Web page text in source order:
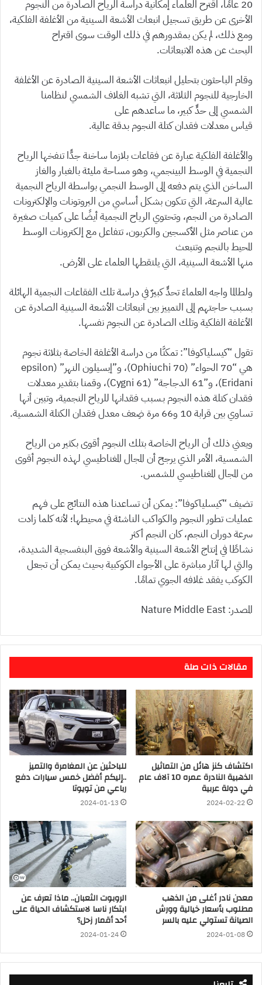
20 عامًا، اقترح العلماء إمكانية دراسة الرياح الصادرة من النجوم
الأخرى عن طريق تسجيل انبعاث الأشعة السينية من الأغلفة الفلكية،
ومع ذلك، لم يكن بمقدورهم في ذلك الوقت سوى اقتراح
البحث عن هذه الانبعاثات.
وقام الباحثون بتحليل انبعاثات الأشعة السينية الصادرة عن الأغلفة
الخارجية للنجوم الثلاثة، التي تشبه الغلاف الشمسي لنظامنا
الشمسي إلى حدٍّ كبير، ما ساعدهم على
قياس معدلات فقدان كتلة النجوم بدقة عالية.
والأغلفة الفلكية عبارة عن فقاعات بلازما ساخنة جدًّا تنفخها الرياح
النجمية في الوسط البينجمي، وهو مساحة مليئة بالغبار والغاز
الساخن الذي يتم دفعه إلى الوسط النجمي بواسطة الرياح النجمية
عالية السرعة، التي تتكون بشكل أساسي من البروتونات والإلكترونات
الصادرة من النجم، وتحتوي الرياح النجمية أيضًا على كميات صغيرة
من عناصر مثل الأكسجين والكربون، تتفاعل مع إلكترونات الوسط
المحيط بالنجم وتنبعث
منها الأشعة السينية، التي يلتقطها العلماء على الأرض.
ولطالما واجه العلماءَ تحدٍّ كبيرٌ في دراسة تلك الفقاعات النجمية الهائلة
بسبب حاجتهم إلى التمييز بين انبعاثات الأشعة السينية الصادرة عن
الأغلفة الفلكية وتلك الصادرة عن النجوم نفسها.
تقول “كيسلياكوفا”: تمكنَّا من دراسة الأغلفة الخاصة بثلاثة نجوم
هي “70 الحواء” (70 Ophiuchi)، و”إبسيلون النهر” (epsilon
Eridani)، و”61 الدجاجة” (61 Cygni)، وقمنا بتقدير معدلات
فقدان كتلة هذه النجوم بـسبب فقدانها للرياح النجمية، وتبين أنها
تساوي بين قرابة 10 و66 مرة ضِعف معدل فقدان الكتلة الشمسية.
ويعني ذلك أن الرياح الخاصة بتلك النجوم أقوى بكثير من الرياح
الشمسية، الأمر الذي يرجح أن المجال المغناطيسي لهذه النجوم أقوى
من المجال المغناطيسي للشمس.
تضيف “كيسلياكوفا”: يمكن أن تساعدنا هذه النتائج على فهم
عمليات تطور النجوم والكواكب الناشئة في محيطها؛ لأنه كلما زادت
سرعة دوران النجم، كان النجم أكثر
نشاطًا في إنتاج الأشعة السينية والأشعة فوق البنفسجية الشديدة،
والتي لها آثار مباشرة على الأجواء الكوكبية بحيث يمكن أن تجعل
الكوكب يفقد غلافه الجوي تمامًا.
المصدر: Nature Middle East
مقالات ذات صلة
اكتشاف كنز هائل من التماثيل
الذهبية النادرة عمره 10 آلاف عام
في دولة عربية
2024-02-22
للباحثين عن المغامرة والتميز
..إليكم أفضل خمس سيارات دفع
رباعي من تويوتا
2024-01-13
معدن نادر أغلى من الذهب
مطلوب بأسعار خيالية وورش
الصيانة تستولي عليه بالسر
2024-01-08
الروبوت الثعبان.. ماذا تعرف عن
ابتكار ناسا لاستكشاف الحياة على
أحد أقمار زحل؟
2024-01-24